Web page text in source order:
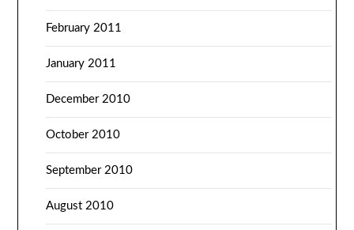
February 2011
January 2011
December 2010
October 2010
September 2010
August 2010